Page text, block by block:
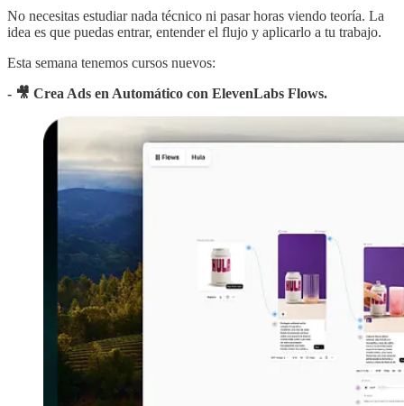
No necesitas estudiar nada técnico ni pasar horas viendo teoría. La
idea es que puedas entrar, entender el flujo y aplicarlo a tu trabajo.
Esta semana tenemos cursos nuevos:
- 🎥 Crea Ads en Automático con ElevenLabs Flows.